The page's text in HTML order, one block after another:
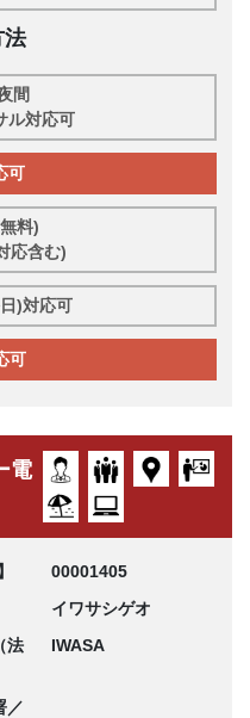
法
間
ル対応可
可
料)
応含む)
)対応可
可
電
00001405
イワサシゲオ
法
IWASA
／